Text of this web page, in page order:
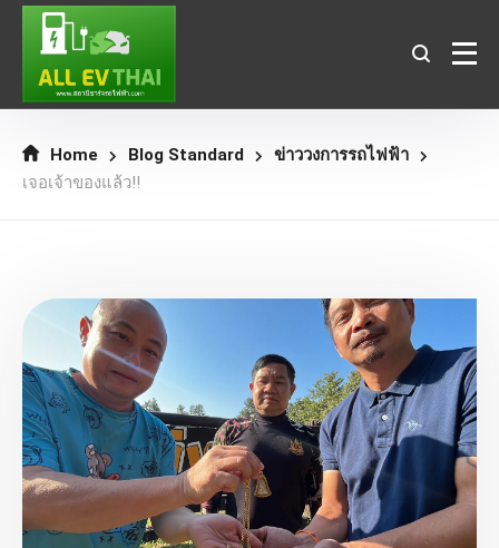
Home Blog Standard
ข่าววงการรถไฟฟ้า
เจอเจ้าของแล้ว!!